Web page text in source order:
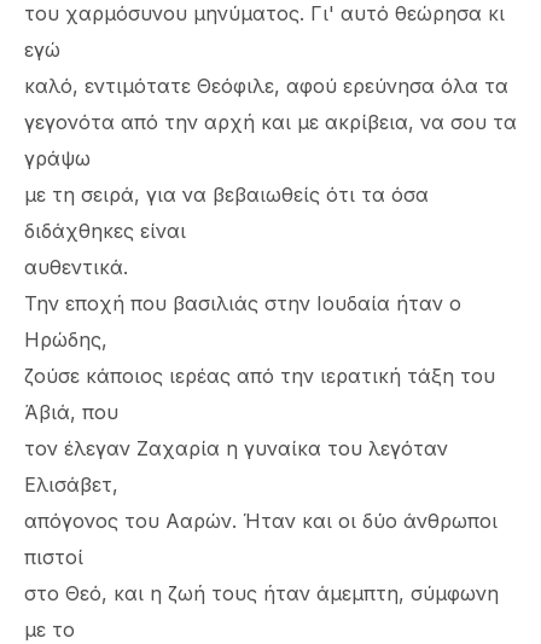
του χαρμόσυνου μηνύματος. Γι' αυτό θεώρησα κι
εγώ
καλό, εντιμότατε Θεόφιλε, αφού ερεύνησα όλα τα
γεγονότα από την αρχή και με ακρίβεια, να σου τα
γράψω
με τη σειρά, για να βεβαιωθείς ότι τα όσα
διδάχθηκες είναι
αυθεντικά.
Την εποχή που βασιλιάς στην Ιουδαία ήταν ο
Ηρώδης,
ζούσε κάποιος ιερέας από την ιερατική τάξη του
Άβιά, που
τον έλεγαν Ζαχαρία η γυναίκα του λεγόταν
Ελισάβετ,
απόγονος του Ααρών. Ήταν και οι δύο άνθρωποι
πιστοί
στο Θεό, και η ζωή τους ήταν άμεμπτη, σύμφωνη
με το